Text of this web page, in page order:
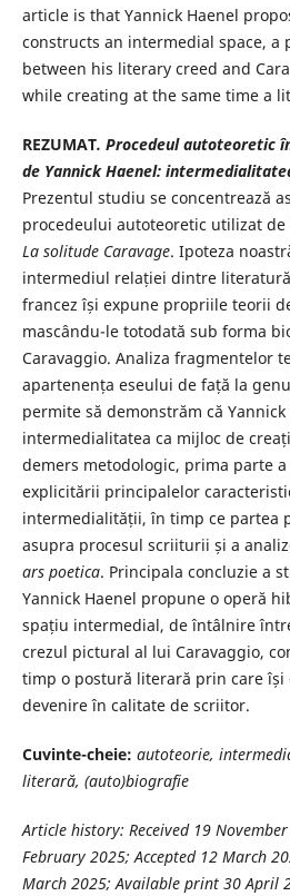
article is that Yannick Haenel
constructs an intermedial space, a
between his literary creed and
while creating at the same time a
REZUMAT. Procedeul autoteoretic
de YannickHaenel:
Prezentul studiu se concentrează
procedeului autoteoretic utilizat de
La solitude Caravage. Ipoteza
intermediul relației dintre
francez își expune propriile teorii
mascându-le totodată sub forma
Caravaggio. Analiza fragmentelor
apartenența eseului de față la
permite să demonstrăm că
intermedialitatea ca mijloc de
demers metodologic, prima parte
explicitării principalelor
intermedialității, în timp ce partea
asupra procesul scriiturii și a
ars poetica. Principala concluzie a
Yannick Haenel propune o operă
spațiu intermedial, de întâlnire
crezul pictural al lui Caravaggio,
timp o postură literară prin care
devenire în calitate de scriitor.
Cuvinte-cheie: autoteorie,
literară, (auto)biografie
Article history: Received 19
February 2025; Accepted 12 March
March 2025; Available print 30 April